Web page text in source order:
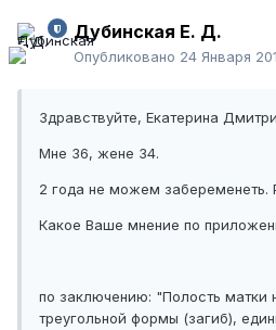
Дубинская Е. Д.
Опубликовано 24 Января
Здравствуйте, Екатерина
Мне 36, жене 34.
2 года не можем забеременеть.
Какое Ваше мнение по
по заключению: "Полость матки
треугольной формы (загиб),